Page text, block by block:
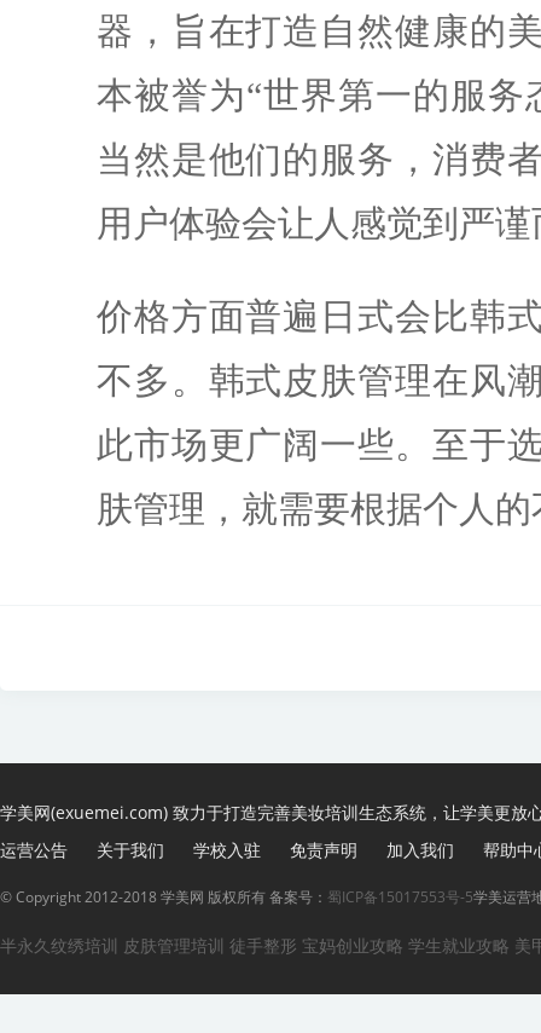
器，旨在打造自然健康的
本被誉为“世界第一的服
当然是他们的服务，消费
用户体验会让人感觉到严
价格方面普遍日式会比韩
不多。韩式皮肤管理在风
此市场更广阔一些。至于
肤管理，就需要根据个人
学美网(exuemei.com) 致力于打造完善美妆培训生态系统，让学美更放
运营公告
关于我们 学校入驻 免责声明 加入我们 帮助中
© Copyright 2012-2018 学美网 版权所有 备案号： 蜀ICP备15017553号-5学美运营
半永久纹绣培训 皮肤管理培训 徒手整形 宝妈创业攻略 学生就业攻略 美